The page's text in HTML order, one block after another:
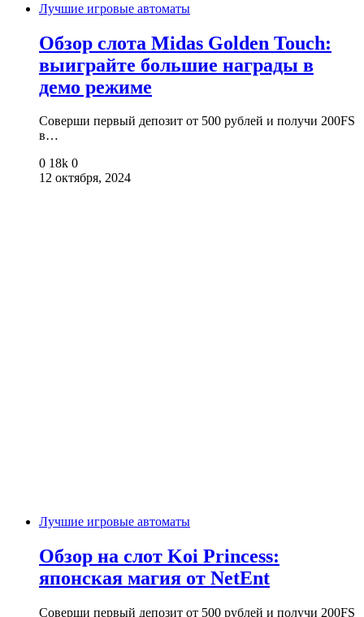
Лучшие игровые автоматы
Обзор слота Midas Golden Touch:
выиграйте большие награды в
демо режиме
Соверши первый депозит от 500 рублей и получи 200FS
в…
0 18k 0
12 октября, 2024
Лучшие игровые автоматы
Обзор на слот Koi Princess:
японская магия от NetEnt
Соверши первый депозит от 500 рублей и получи 200FS